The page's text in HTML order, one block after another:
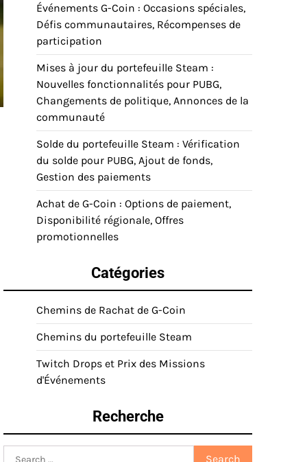
Événements G-Coin : Occasions spéciales,
Défis communautaires, Récompenses de
participation
Mises à jour du portefeuille Steam :
Nouvelles fonctionnalités pour PUBG,
Changements de politique, Annonces de la
communauté
Solde du portefeuille Steam : Vérification
du solde pour PUBG, Ajout de fonds,
Gestion des paiements
Achat de G-Coin : Options de paiement,
Disponibilité régionale, Offres
promotionnelles
Catégories
Chemins de Rachat de G-Coin
Chemins du portefeuille Steam
Twitch Drops et Prix des Missions
d'Événements
Recherche